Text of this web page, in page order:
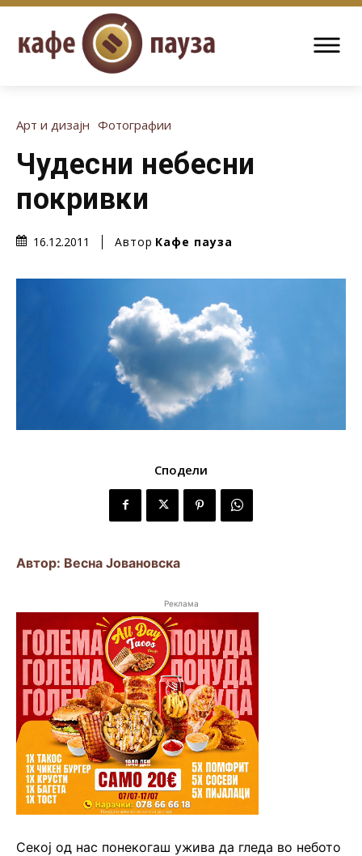
Арт и дизајн Фотографии
Чудесни небесни
покривки
16.12.2011 Автор Кафе пауза
Сподели
Автор: Весна Јовановска
Реклама
Секој од нас понекогаш ужива да гледа во небото